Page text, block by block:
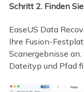
Schritt 2. Finden
EaseUS Data
Ihre Fusion-
Scanergebnisse
Dateityp und Pfad